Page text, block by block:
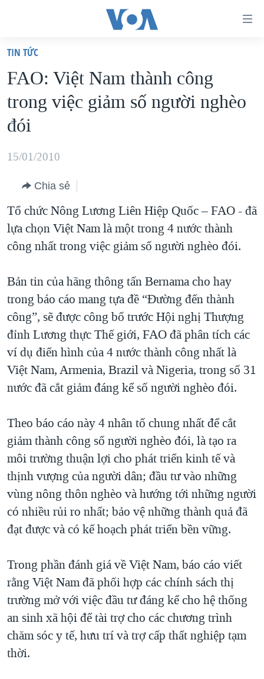
truy
cập
Tới
nội
chính
hướng
chính
Đi
"Tìm"
VIỆT NAM
HOA KỲ
BIỂN ĐÔNG
THẾ GIỚI
DIỄN ĐÀN
MỤC
TỰ DO BÁO CHÍ
VẠCH TRẦN TIN GIẢ
NGƯỜI VIỆT HẢI NGOẠI
ĐỜI SỐNG
KINH TẾ
KHOA HỌC
SỨC KHOẺ
VĂN HOÁ
GIÁO DỤC
CHUYÊN ĐỀ
CHIẾN TRANH THƯƠNG MẠI CỦA MỸ: QUÁ KHỨ VÀ HIỆN
HÀNH TRÌNH BẦU CỬ 2024
MỘT NĂM CHIẾN TRANH TẠI DẢI GAZA
GIẢI MÃ VÀNH ĐAI & CON ĐƯỜNG
NGÀY TỊ NẠN THẾ GIỚI
TRỊNH VĨNH BÌNH - NGƯỜI HẠ 'BÊN THẮNG CUỘC'
GROUND ZERO – XƯA VÀ NAY
CHI PHÍ CHIẾN TRANH AFGHANISTAN
CÁC GIÁ TRỊ CỘNG HÒA Ở VIỆT NAM
THƯỢNG ĐỈNH TRUMP-KIM TẠI VIỆT NAM
TRỊNH VĨNH BÌNH VS. CHÍNH PHỦ VIỆT NAM
NGƯ DÂN VIỆT VÀ LÀN SÓNG TRỘM HẢI SÂM
BÊN KIA QUỐC LỘ: TIẾNG VỌNG TỪ NÔNG THÔN MỸ
HỌC TIẾNG ANH
VIDEO
NGHE
MẠNG XÃ HỘI
Ngôn ngữ khác
TIN TỨC
FAO: Việt Nam thành công
trong việc giảm số người nghèo
đói
15/01/2010
Chia sẻ
Tổ chức Nông Lương Liên Hiệp Quốc – FAO - đã
lựa chọn Việt Nam là một trong 4 nước thành
công nhất trong việc giảm số người nghèo đói.
Bản tin của hãng thông tấn Bernama cho hay
trong báo cáo mang tựa đề “Đường đến thành
công”, sẽ được công bố trước Hội nghị Thượng
đỉnh Lương thực Thế giới, FAO đã phân tích các
ví dụ điển hình của 4 nước thành công nhất là
Việt Nam, Armenia, Brazil và Nigeria, trong số 31
nước đã cắt giảm đáng kể số người nghèo đói.
Theo báo cáo này 4 nhân tố chung nhất để cắt
giảm thành công số người nghèo đói, là tạo ra
môi trường thuận lợi cho phát triển kinh tế và
thịnh vượng của người dân; đầu tư vào những
vùng nông thôn nghèo và hướng tới những người
có nhiều rủi ro nhất; bảo vệ những thành quả đã
đạt được và có kế hoạch phát triển bền vững.
Trong phần đánh giá về Việt Nam, báo cáo viết
rằng Việt Nam đã phối hợp các chính sách thị
trường mở với việc đầu tư đáng kể cho hệ thống
an sinh xã hội để tài trợ cho các chương trình
chăm sóc y tế, hưu trí và trợ cấp thất nghiệp tạm
thời.